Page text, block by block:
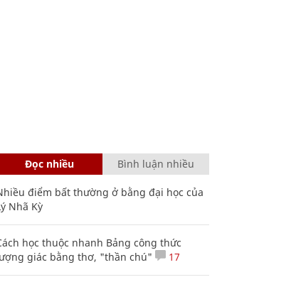
Đọc nhiều Bình luận nhiều
điểm bất thường ở bằng đại học của
Nhã Kỳ
học thuộc nhanh Bảng công thức
giác bằng thơ, "thần chú"
17